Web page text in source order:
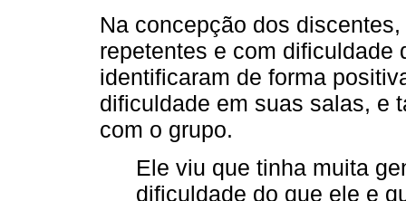
Na concepção dos
repetentes e com dificuldade
identificaram de forma
dificuldade em suas salas, e
com o grupo.
Ele viu que tinha muita
dificuldade do que ele e